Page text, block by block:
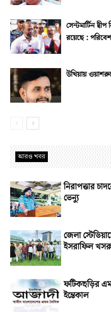
সেন্টমার্টিন
রয়েছে : পরিবেশ
উখিয়ায়
আরও খবর
নিরাপত্তার
ভেন্যু
জেলা
ইসরাফিল
ফটিকছড়ির
ইন্তেকাল